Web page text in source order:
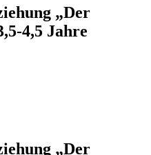
„Der
4,5 Jahre
„Der